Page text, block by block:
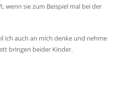
wenn sie zum Beispiel mal bei der
ich auch an mich denke und nehme
bringen beider Kinder.